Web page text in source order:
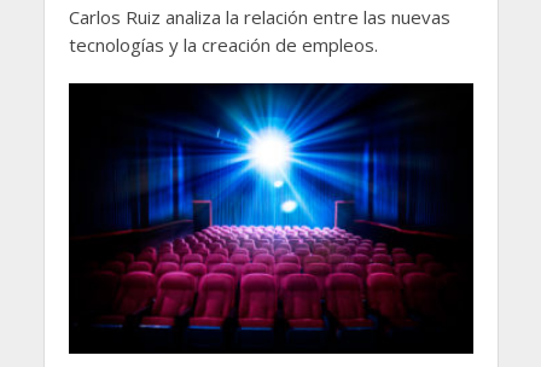
Carlos Ruiz analiza la relación entre las nuevas
tecnologías y la creación de empleos.